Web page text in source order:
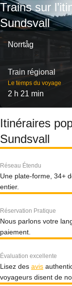
Trains sur
Sundsvall
Norrtåg
Train régional
Le temps du voyage
2 h 21 min
Itinéraires
Sundsvall
Réseau Étendu
Une plate-forme, 34+
entier.
Réservation Pratique
Nous parlons votre
paiement.
Évaluation excellente
Lisez des avis
voyageurs disent de